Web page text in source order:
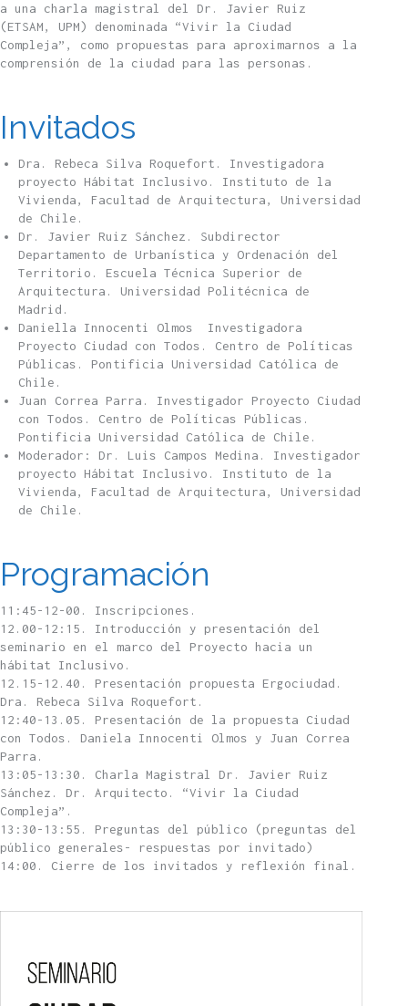
a una charla magistral del Dr. Javier Ruiz
(ETSAM, UPM) denominada “Vivir la Ciudad
Compleja”, como propuestas para aproximarnos a la
comprensión de la ciudad para las personas.
Invitados
Dra. Rebeca Silva Roquefort. Investigadora
proyecto Hábitat Inclusivo. Instituto de la
Vivienda, Facultad de Arquitectura, Universidad
de Chile.
Dr. Javier Ruiz Sánchez. Subdirector
Departamento de Urbanística y Ordenación del
Territorio. Escuela Técnica Superior de
Arquitectura. Universidad Politécnica de
Madrid.
Daniella Innocenti Olmos Investigadora
Proyecto Ciudad con Todos. Centro de Políticas
Públicas. Pontificia Universidad Católica de
Chile.
Juan Correa Parra. Investigador Proyecto Ciudad
con Todos. Centro de Políticas Públicas.
Pontificia Universidad Católica de Chile.
Moderador: Dr. Luis Campos Medina. Investigador
proyecto Hábitat Inclusivo. Instituto de la
Vivienda, Facultad de Arquitectura, Universidad
de Chile.
Programación
11:45-12-00. Inscripciones.
12.00-12:15. Introducción y presentación del
seminario en el marco del Proyecto hacia un
hábitat Inclusivo.
12.15-12.40. Presentación propuesta Ergociudad.
Dra. Rebeca Silva Roquefort.
12:40-13.05. Presentación de la propuesta Ciudad
con Todos. Daniela Innocenti Olmos y Juan Correa
Parra.
13:05-13:30. Charla Magistral Dr. Javier Ruiz
Sánchez. Dr. Arquitecto. “Vivir la Ciudad
Compleja”.
13:30-13:55. Preguntas del público (preguntas del
público generales- respuestas por invitado)
14:00. Cierre de los invitados y reflexión final.